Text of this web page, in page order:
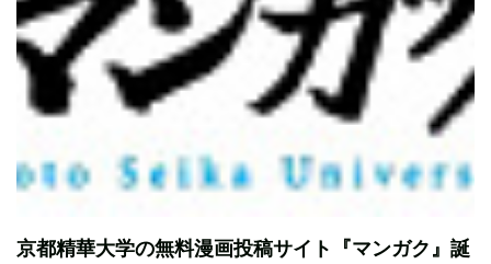
京都精華大学の無料漫画投稿サイト『マンガク』誕